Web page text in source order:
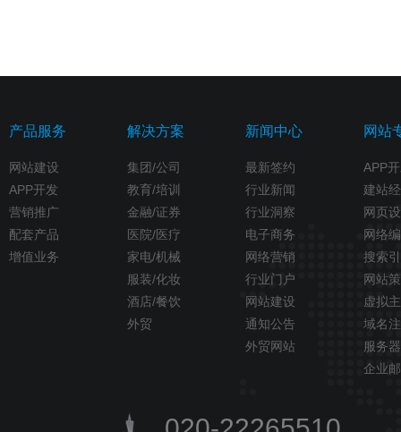
产品服务
网站建设
APP开发
营销推广
配套产品
增值业务
解决方案
集团/公司
教育/培训
金融/证券
医院/医疗
家电/机械
服装/化妆
酒店/餐饮
外贸
新闻中心
最新签约
行业新闻
行业洞察
电子商务
网络营销
行业门户
网站建设
通知公告
外贸网站
网站
APP
建站
网页
网络
搜索
网站
虚拟
域名
服务器
企业